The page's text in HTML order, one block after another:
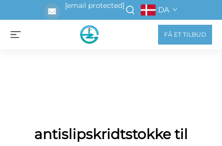
[email protected] DA
FÅ ET TILBUD
antislipskridtstokke til